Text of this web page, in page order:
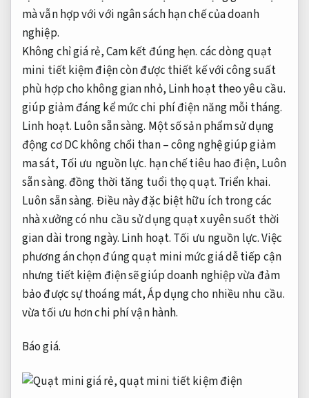
mà vẫn hợp với với ngân sách hạn chế của doanh
nghiệp.
Không chỉ giá rẻ,Cam kết đúng hẹn. các dòng quạt
mini tiết kiệm điện còn được thiết kế với công suất
phù hợp cho không gian nhỏ, Linh hoạt theo yêu cầu.
giúp giảm đáng kể mức chi phí điện năng mỗi tháng.
Linh hoạt. Luôn sẵn sàng. Một số sản phẩm sử dụng
động cơ DC không chổi than – công nghệ giúp giảm
ma sát, Tối ưu nguồn lực. hạn chế tiêu hao điện, Luôn
sẵn sàng.đồng thời tăng tuổi thọ quạt. Triển khai.
Luôn sẵn sàng. Điều này đặc biệt hữu ích trong các
nhà xưởng có nhu cầu sử dụng quạt xuyên suốt thời
gian dài trong ngày. Linh hoạt. Tối ưu nguồn lực.Việc
phương án chọn đúng quạt mini mức giá dễ tiếp cận
nhưng tiết kiệm điện sẽ giúp doanh nghiệp vừa đảm
bảo được sự thoáng mát,Áp dụng cho nhiều nhu cầu.
vừa tối ưu hơn chi phí vận hành.
Báo giá.